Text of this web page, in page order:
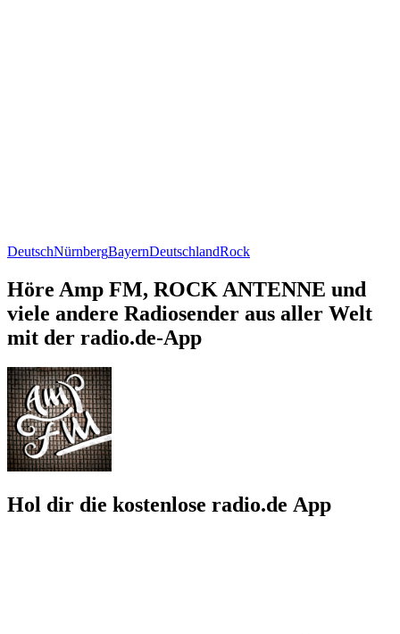
DeutschNürnbergBayernDeutschlandRock
Höre Amp FM, ROCK ANTENNE und
viele andere Radiosender aus aller Welt
mit der radio.de-App
Hol dir die kostenlose radio.de App